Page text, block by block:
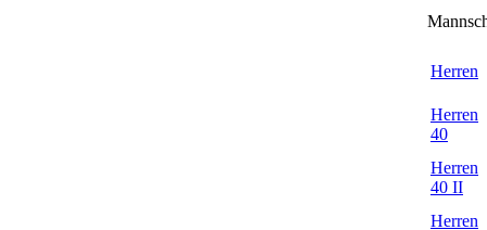
Herren
Herren
40
Herren
40 II
Herren